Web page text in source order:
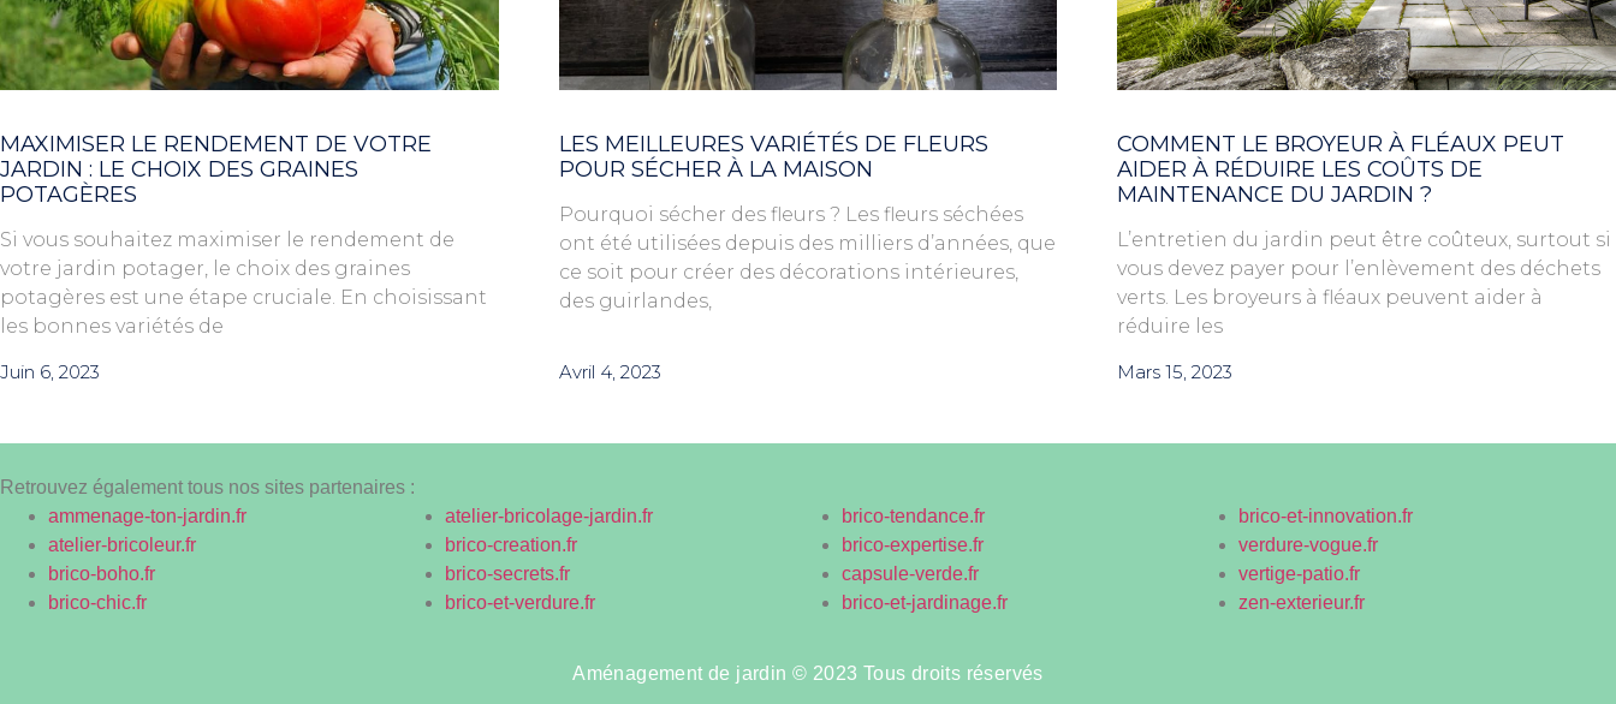
MAXIMISER LE RENDEMENT DE VOTRE
JARDIN : LE CHOIX DES GRAINES
POTAGÈRES
Si vous souhaitez maximiser le rendement de
votre jardin potager, le choix des graines
potagères est une étape cruciale. En choisissant
les bonnes variétés de
Juin 6, 2023
LES MEILLEURES VARIÉTÉS DE FLEURS
POUR SÉCHER À LA MAISON
Pourquoi sécher des fleurs ? Les fleurs séchées
ont été utilisées depuis des milliers d’années, que
ce soit pour créer des décorations intérieures,
des guirlandes,
Avril 4, 2023
COMMENT LE BROYEUR À FLÉAUX PEUT
AIDER À RÉDUIRE LES COÛTS DE
MAINTENANCE DU JARDIN ?
L’entretien du jardin peut être coûteux, surtout si
vous devez payer pour l’enlèvement des déchets
verts. Les broyeurs à fléaux peuvent aider à
réduire les
Mars 15, 2023
Retrouvez également tous nos sites partenaires :
ammenage-ton-jardin.fr
atelier-bricoleur.fr
brico-boho.fr
brico-chic.fr
atelier-bricolage-jardin.fr
brico-creation.fr
brico-secrets.fr
brico-et-verdure.fr
brico-tendance.fr
brico-expertise.fr
capsule-verde.fr
brico-et-jardinage.fr
brico-et-innovation.fr
verdure-vogue.fr
vertige-patio.fr
zen-exterieur.fr
Aménagement de jardin © 2023 Tous droits réservés